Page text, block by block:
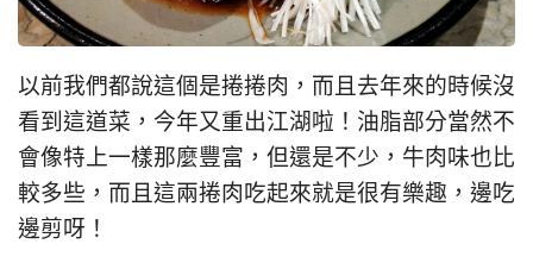
以前我們都說這個是捲捲肉，而且去年來的時候沒
看到這道菜，今年又重出江湖啦！油脂部分當然不
會像特上一樣那麼豐富，但還是不少，牛肉味也比
較多些，而且這兩捲肉吃起來就是很有樂趣，邊吃
邊剪呀！